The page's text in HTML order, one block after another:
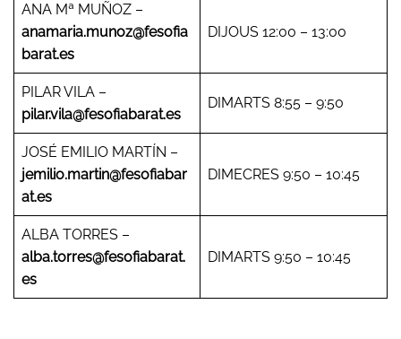
ANA Mª MUÑOZ –
anamaria.munoz@fesofia
barat.es
DIJOUS 12:00 – 13:00
PILAR VILA –
pilar.vila@fesofiabarat.es
DIMARTS 8:55 – 9:50
JOSÉ EMILIO MARTÍN –
jemilio.martin@fesofiabar
at.es
DIMECRES 9:50 – 10:45
ALBA TORRES –
alba.torres@fesofiabarat.
es
DIMARTS 9:50 – 10:45